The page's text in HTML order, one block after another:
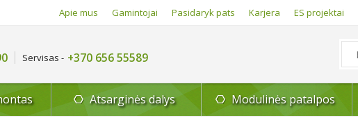
Apie mus Gamintojai Pasidaryk pats Karjera ES projektai
Servisas - +370 656 55589
Atsarginės dalys Modulinės patalpos